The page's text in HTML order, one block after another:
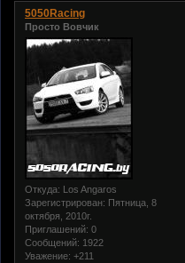
5050Racing
Просто Вовчик
Откуда: Los Angaros
Зарегистрирован: Пятница, 8
октября, 2010г.
Приглашений: 0
Сообщений: 1922
Уважение: +211